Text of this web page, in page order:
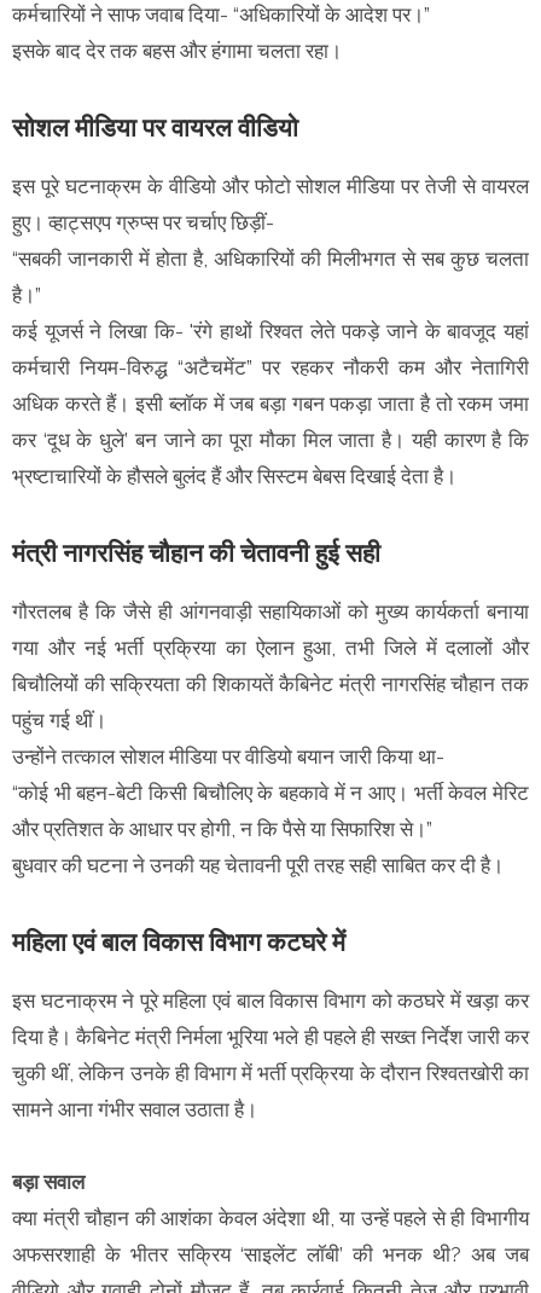
कर्मचारियों ने साफ जवाब दिया- “अधिकारियों के आदेश पर।”
इसके बाद देर तक बहस और हंगामा चलता रहा।
सोशल मीडिया पर वायरल वीडियो
इस पूरे घटनाक्रम के वीडियो और फोटो सोशल मीडिया पर तेजी से वायरल
हुए। व्हाट्सएप ग्रुप्स पर चर्चाए छिड़ीं-
“सबकी जानकारी में होता है, अधिकारियों की मिलीभगत से सब कुछ चलता
है।”
कई यूजर्स ने लिखा कि- 'रंगे हाथों रिश्वत लेते पकड़े जाने के बावजूद यहां
कर्मचारी नियम-विरुद्ध “अटैचमेंट” पर रहकर नौकरी कम और नेतागिरी
अधिक करते हैं। इसी ब्लॉक में जब बड़ा गबन पकड़ा जाता है तो रकम जमा
कर ‘दूध के धुले’ बन जाने का पूरा मौका मिल जाता है। यही कारण है कि
भ्रष्टाचारियों के हौसले बुलंद हैं और सिस्टम बेबस दिखाई देता है।
मंत्री नागरसिंह चौहान की चेतावनी हुई सही
गौरतलब है कि जैसे ही आंगनवाड़ी सहायिकाओं को मुख्य कार्यकर्ता बनाया
गया और नई भर्ती प्रक्रिया का ऐलान हुआ, तभी जिले में दलालों और
बिचौलियों की सक्रियता की शिकायतें कैबिनेट मंत्री नागरसिंह चौहान तक
पहुंच गई थीं।
उन्होंने तत्काल सोशल मीडिया पर वीडियो बयान जारी किया था-
“कोई भी बहन-बेटी किसी बिचौलिए के बहकावे में न आए। भर्ती केवल मेरिट
और प्रतिशत के आधार पर होगी, न कि पैसे या सिफारिश से।”
बुधवार की घटना ने उनकी यह चेतावनी पूरी तरह सही साबित कर दी है।
महिला एवं बाल विकास विभाग कटघरे में
इस घटनाक्रम ने पूरे महिला एवं बाल विकास विभाग को कठघरे में खड़ा कर
दिया है। कैबिनेट मंत्री निर्मला भूरिया भले ही पहले ही सख्त निर्देश जारी कर
चुकी थीं, लेकिन उनके ही विभाग में भर्ती प्रक्रिया के दौरान रिश्वतखोरी का
सामने आना गंभीर सवाल उठाता है।
बड़ा सवाल
क्या मंत्री चौहान की आशंका केवल अंदेशा थी, या उन्हें पहले से ही विभागीय
अफसरशाही के भीतर सक्रिय ‘साइलेंट लॉबी’ की भनक थी? अब जब